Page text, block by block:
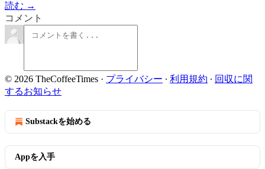
読む →
コメント
© 2026 TheCoffeeTimes · プライバシー ∙ 利用規約 ∙ 回収に関
するお知らせ
Substackを始める
Appを入手